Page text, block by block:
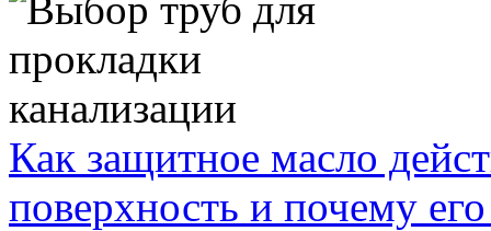
Как защитное масло
поверхность и почему